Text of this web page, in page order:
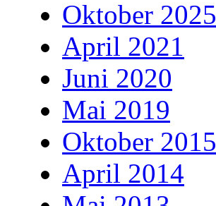
Oktober 2025
April 2021
Juni 2020
Mai 2019
Oktober 2015
April 2014